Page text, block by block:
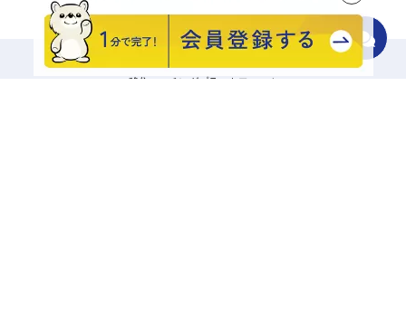
移住マッチングプラットフォーム